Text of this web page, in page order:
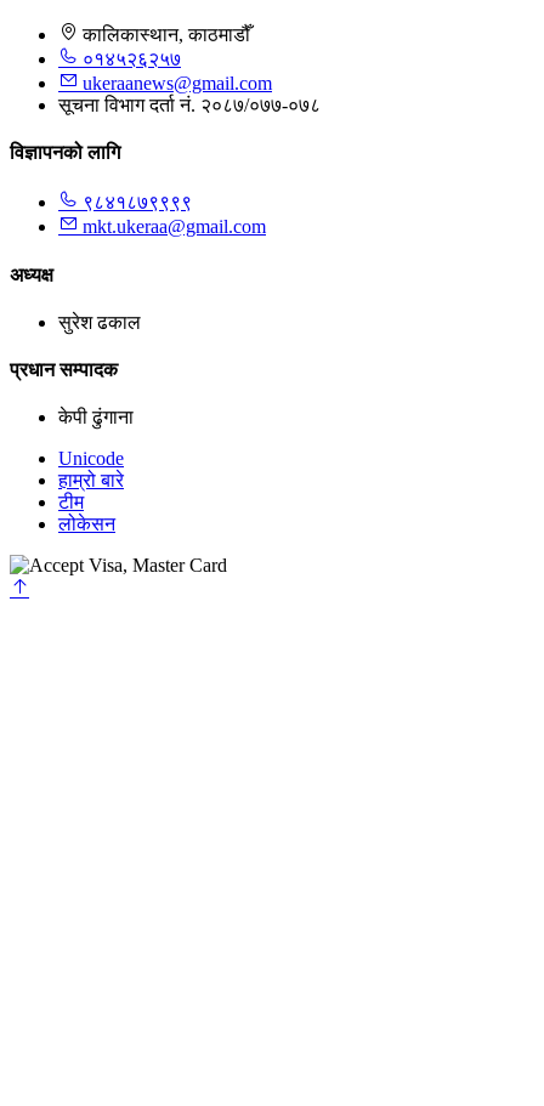
कालिकास्थान, काठमाडौँ
०१४५२६२५७
ukeraanews@gmail.com
सूचना विभाग दर्ता नं. २०८७/०७७-०७८
विज्ञापनको लागि
९८४१८७९९९९
mkt.ukeraa@gmail.com
अध्यक्ष
सुरेश ढकाल
प्रधान सम्पादक
केपी ढुंगाना
Unicode
हाम्रो बारे
टीम
लोकेसन